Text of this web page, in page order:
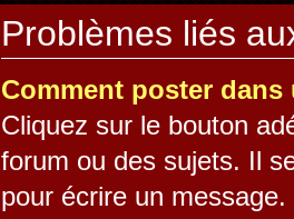
Problèmes liés
Comment poster
Cliquez sur le bouton
forum ou des sujets. Il
pour écrire un